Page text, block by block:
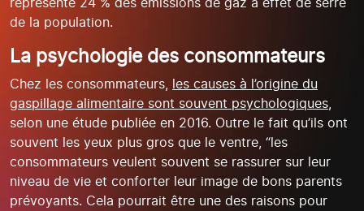
de la population.
La psychologie des consommateurs
Chez les consommateurs, les causes à l’origine du
gaspillage alimentaire sont souvent psychologiques,
selon une étude publiée en 2016. Outre le fait qu’ils ont
souvent les yeux plus gros que le ventre, “les
consommateurs veulent souvent se rassurer sur leur
niveau de vie et conforter leur image de bons parents
prévoyants. Cela pourrait être une des raisons pour